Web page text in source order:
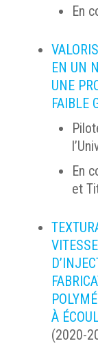
En
EN UN
UNE
FAIBLE
En
et
À
(2020-